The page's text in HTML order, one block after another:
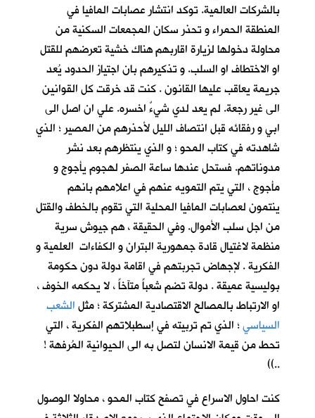
بالشركات العالمية. توكد انتشار عصابات المافيا في
المنطقة الحمراء و تحذر سكان المجمعات السكنية من
محاولة دخولها لزيارة اقاربهم هناك خشية تعرضهم للقتل
او الاختطاف او السلب. و تذكيرهم بان اجتياز الحدود يُعد
جريمة يعاقب عليها القانون . كنت قد خرقت كل القوانين
الى غير رجعة. لم يعد لدي شيءٌ اخسره. علي ان اصل الى
ابي و رفقائه قبل انتصاف الليل لأحذرهم من المصير ؛ الذي
شاهدته في كتاب المحو ؛ و الذي ينتظرهم بعد نشر
مدوناتهم. فستحل عندها ساعة الصفر لهجوم يأجوج و
مأجوج ، التي يتم التمويه عنهم في اعلامهم بانهم
ينتمون لعصابات المافيا المحلية التي تقوم بالخطف والقتل
من اجل سلب الأموال. وفي الحقيقة ، هم جيوش سرية
منظمة لاغتيال قادة جمهورية البتران و الكفاءات العلمية و
الفكرية . لإجهاض تجربتهم في اقامة دولة دون حكومة
بوليسية عميقة . دولة تضم شعباً متآخاً ، لا يحكمه الخوف ،
او الارتباط بالمصالح الاقتصادية المشتركة ؛ مثلالشعب
السياسي؛ الذي تم تربيته في إسطبلاتهم الفكرية ، التي
تحط من قيمة الانسان لتصل به الى الحيوانية المُرفهة !
..))
كنت احاول الاسراع في تصفح كتاب المحو ، محاولا الوصول